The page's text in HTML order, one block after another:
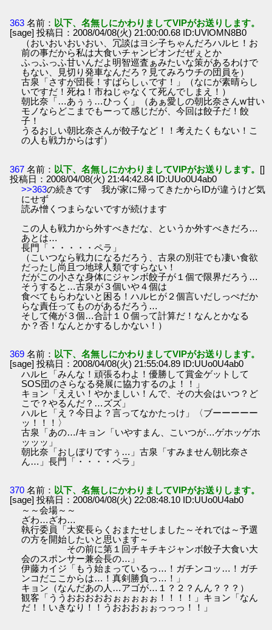
363 名前： 以下、名無しにかわりましてVIPがお送りします。
[sage] 投稿日：2008/04/08(火) 21:00:00.68 ID:UVlOMN8B0
（おいおいおいおい、冗談はヨシ子ちゃんだろハルヒ！お
前の事だから私は大食いチャンピオンだぜぇとか
ふっふっふ甘いんだよ明智巡査ぁみたいな策があるわけで
もない、見切り発車なんだろ？見てみろウチの団員を）
古泉「さすが団長！すばらしぃです！」（なにが素晴らし
いですだ！死ね！市ねじゃなくて死んでしまえ！）
朝比奈「…あぅぅ…ひっく」（あぁ愛しの朝比奈さんw甘い
モノならどこまでもーって感じだが、今回は餃子だ！餃
子！
うるおしい朝比奈さんが餃子など！！考えたくもない！こ
の人も戦力からはず）
367 名前： 以下、名無しにかわりましてVIPがお送りします。 []
投稿日：2008/04/08(火) 21:44:42.84 ID:UUo0U4ab0
>>363の続きです 我が家に帰ってきたからIDが違うけど気
にせず
読み憎くつまらないですが続けます
この人も戦力から外すべきだな、というか外すべきだろ…
あとは…
長門「・・・・・ペラ」
（こいつなら戦力になるだろう、古泉の別荘でも凄い食欲
だったし尚且つ地球人類ですらない！
だがこの小さな身体にジャンボ餃子が１個で限界だろう…
そうすると…古泉が３個いや４個は
食べてもらわないと困る！ハルヒが２個言いだしっぺだか
らな責任ってものがあるだろう…
そして俺が３個…合計１０個って計算だ！なんとかなる
か？否！なんとかするしかない！）
369 名前： 以下、名無しにかわりましてVIPがお送りします。
[sage] 投稿日：2008/04/08(火) 21:55:04.89 ID:UUo0U4ab0
ハルヒ「みんな！頑張るわよ！優勝して賞金ゲットして
SOS団のさらなる発展に協力するのよ！！」
キョン「ええい！やかましい！んで、その大会はいつ？ど
こで？やるんだ？…ズズ」
ハルヒ「え？今日よ？言ってなかたっけ」〈ブーーーーー
ッ！！！〉
古泉「あの…/キョン「いやすまん、こいつが…ゲホッゲホ
ッッッ」
朝比奈「おしぼりですぅ…」古泉「すみません朝比奈さ
ん…」長門「・・・・ペラ」
370 名前： 以下、名無しにかわりましてVIPがお送りします。
[sage] 投稿日：2008/04/08(火) 22:08:48.10 ID:UUo0U4ab0
～～会場～～
ざわ…ざわ…
執行委員「大変長らくおまたせしました～それでは～予選
の方を開始したいと思います～
その前に第１回チキチキジャンボ餃子大食い大
会のスポンサー兼会長の…」
伊藤カイジ「もう始まっているっ…！ガチンコッ…！ガチ
ンコだここからは…！真剣勝負っ…！」
キョン（なんだあの人…アゴが…１？２？んん？？？）
観客「ううおおおおおぉぉぉぉぉ！！！！」キョン「なん
だ！！いきなり！！うおおおぉぉっっっ！！」